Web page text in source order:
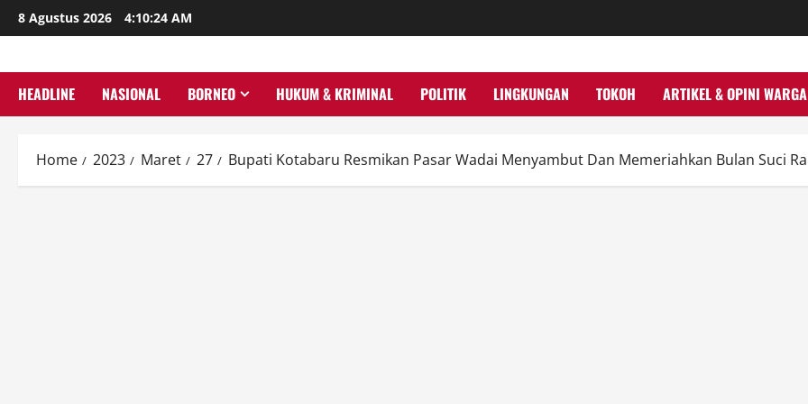
Skip
to
8 Agustus 2026 4:10:25 AM
HEADLINE NASIONAL BORNEO HUKUM & KRIMINAL POLITIK LINGKUNGAN TOKOH ARTIKEL & OPINI WARGA
Home 2023 Maret 27 Bupati Kotabaru Resmikan Pasar Wadai Menyambut Dan Memeriahkan Bulan Suci